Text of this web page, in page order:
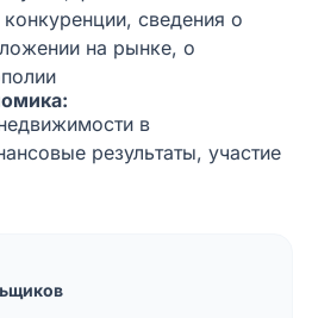
сведения о
на рынке, о
в
результаты, участие